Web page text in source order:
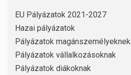
EU Pályázatok 2021-2027
Hazai pályázatok
Pályázatok magánszemélyeknek
Pályázatok vállalkozásoknak
Pályázatok diákoknak